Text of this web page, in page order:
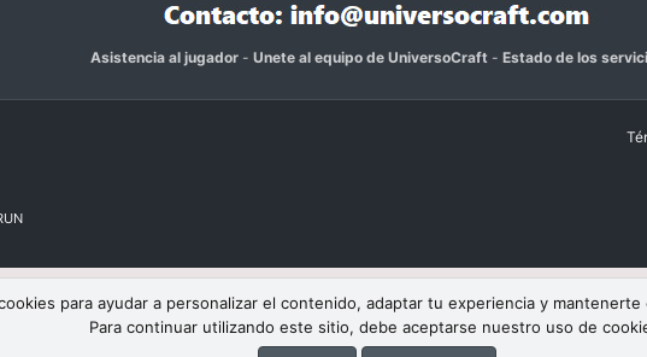
Asistencia al jugador- Unete al equipo de UniversoCraft - Estado de los
para ayudar a personalizar el contenido, adaptar tu experiencia y
Para continuar utilizando este sitio, debe aceptarse nuestro uso de